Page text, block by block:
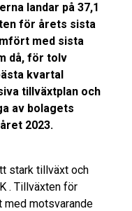
landar på 37,1
för årets sista
med sista
då, för tolv
kvartal
tillväxtplan och
av bolagets
2023.
stark tillväxt och
. Tillväxten för
med motsvarande